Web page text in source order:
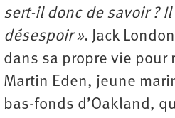
sert-il donc de savoir ?
désespoir ». Jack
dans sa propre vie pour
Martin Eden, jeune
bas-fonds d’Oakland,